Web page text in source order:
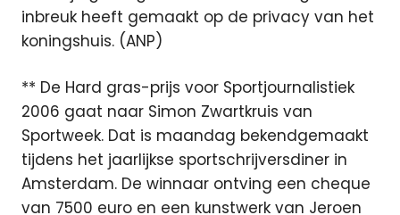
inbreuk heeft gemaakt op de privacy van het
koningshuis. (ANP)
** De Hard gras-prijs voor Sportjournalistiek
2006 gaat naar Simon Zwartkruis van
Sportweek. Dat is maandag bekendgemaakt
tijdens het jaarlijkse sportschrijversdiner in
Amsterdam. De winnaar ontving een cheque
van 7500 euro en een kunstwerk van Jeroen